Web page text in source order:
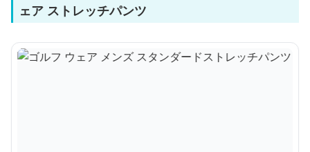
ェア ストレッチパンツ